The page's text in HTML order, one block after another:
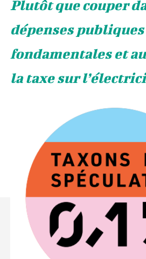
Plutôt que couper
dépenses publiques
fondamentales et
la taxe sur